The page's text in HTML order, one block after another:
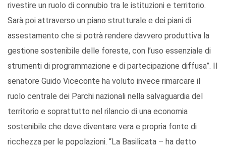
rivestire un ruolo di connubio tra le istituzioni e territorio.
Sarà poi attraverso un piano strutturale e dei piani di
assestamento che si potrà rendere davvero produttiva la
gestione sostenibile delle foreste, con l’uso essenziale di
strumenti di programmazione e di partecipazione diffusa”. Il
senatore Guido Viceconte ha voluto invece rimarcare il
ruolo centrale dei Parchi nazionali nella salvaguardia del
territorio e soprattutto nel rilancio di una economia
sostenibile che deve diventare vera e propria fonte di
ricchezza per le popolazioni. “La Basilicata – ha detto